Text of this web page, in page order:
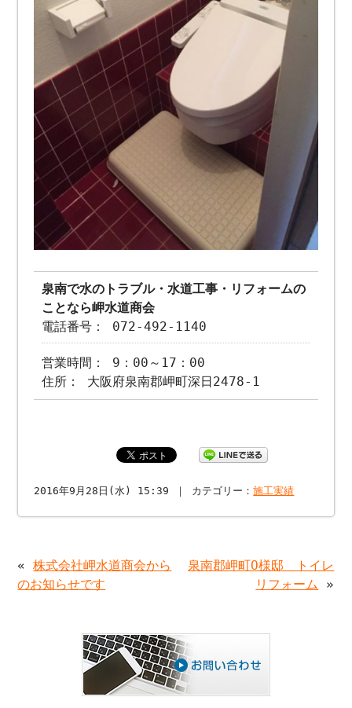
泉南で水のトラブル・水道工事・リフォームの
ことなら岬水道商会
電話番号： 072-492-1140
営業時間： 9：00～17：00
住所： 大阪府泉南郡岬町深日2478-1
2016年9月28日(水) 15:39 ｜ カテゴリー：施工実績
«株式会社岬水道商会から
のお知らせです
泉南郡岬町O様邸 トイレ
リフォーム »